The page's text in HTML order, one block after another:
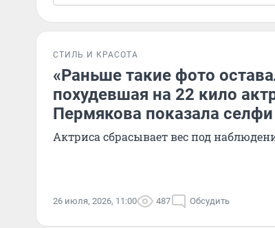
СТИЛЬ И КРАСОТА
«Раньше такие фото
похудевшая на 22 кило
Пермякова показала
Актриса сбрасывает вес под
26 июля, 2026, 11:00 487 Обсудить